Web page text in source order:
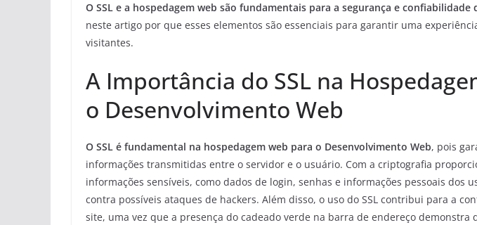
O SSL e a hospedagem web são fundamentais para a segurança e confiabilidade
neste artigo por que esses elementos são essenciais para garantir uma
visitantes.
A Importância do SSL na
o Desenvolvimento Web
O SSL é fundamental na hospedagem web para o Desenvolvimento Web, pois
informações transmitidas entre o servidor e o usuário. Com a criptografia
informações sensíveis, como dados de login, senhas e informações pessoais dos
contra possíveis ataques de hackers. Além disso, o uso do SSL contribui para a
site, uma vez que a presença do cadeado verde na barra de endereço demonstra